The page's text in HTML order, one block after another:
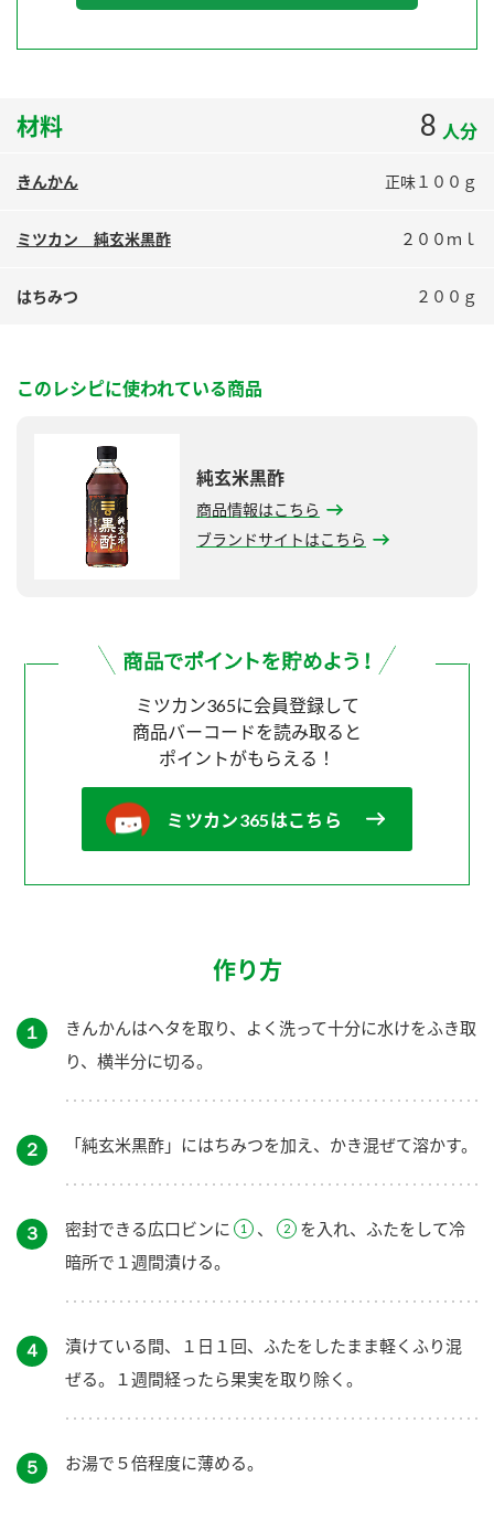
ぽん酢サワー
納豆の豆知識
ロングセラー商品 ＋ おすすめレシピ
地図から取り扱い店舗を探す
ミツカン公式通販
業務用サイト ミツカングループについて
材料 8 人分
きんかん 正味１００ｇ
ミツカン 純玄米黒酢 ２００ｍｌ
はちみつ ２００ｇ
このレシピに使われている商品
純玄米黒酢
商品情報はこちら
ブランドサイトはこちら
ミツカン365に会員登録して
商品バーコードを読み取ると
ポイントがもらえる！
ミツカン365はこちら
作り方
１
きんかんはヘタを取り、よく洗って十分に水けをふき取
り、横半分に切る。
２ 「純玄米黒酢」にはちみつを加え、かき混ぜて溶かす。
３ 密封できる広口ビンに 、
を入れ、ふたをして冷
暗所で１週間漬ける。
４
漬けている間、１日１回、ふたをしたまま軽くふり混
ぜる。１週間経ったら果実を取り除く。
５ お湯で５倍程度に薄める。